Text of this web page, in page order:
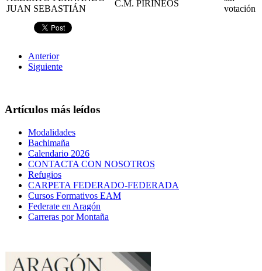
JUAN SEBASTIÁN
C.M. PIRINEOS
votación
Anterior
Siguiente
Artículos más leídos
Modalidades
Bachimaña
Calendario 2026
CONTACTA CON NOSOTROS
Refugios
CARPETA FEDERADO-FEDERADA
Cursos Formativos EAM
Federate en Aragón
Carreras por Montaña